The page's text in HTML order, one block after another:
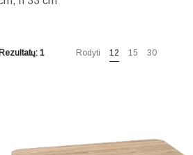
Rezultatų: 1 Rodyti 12 15 30